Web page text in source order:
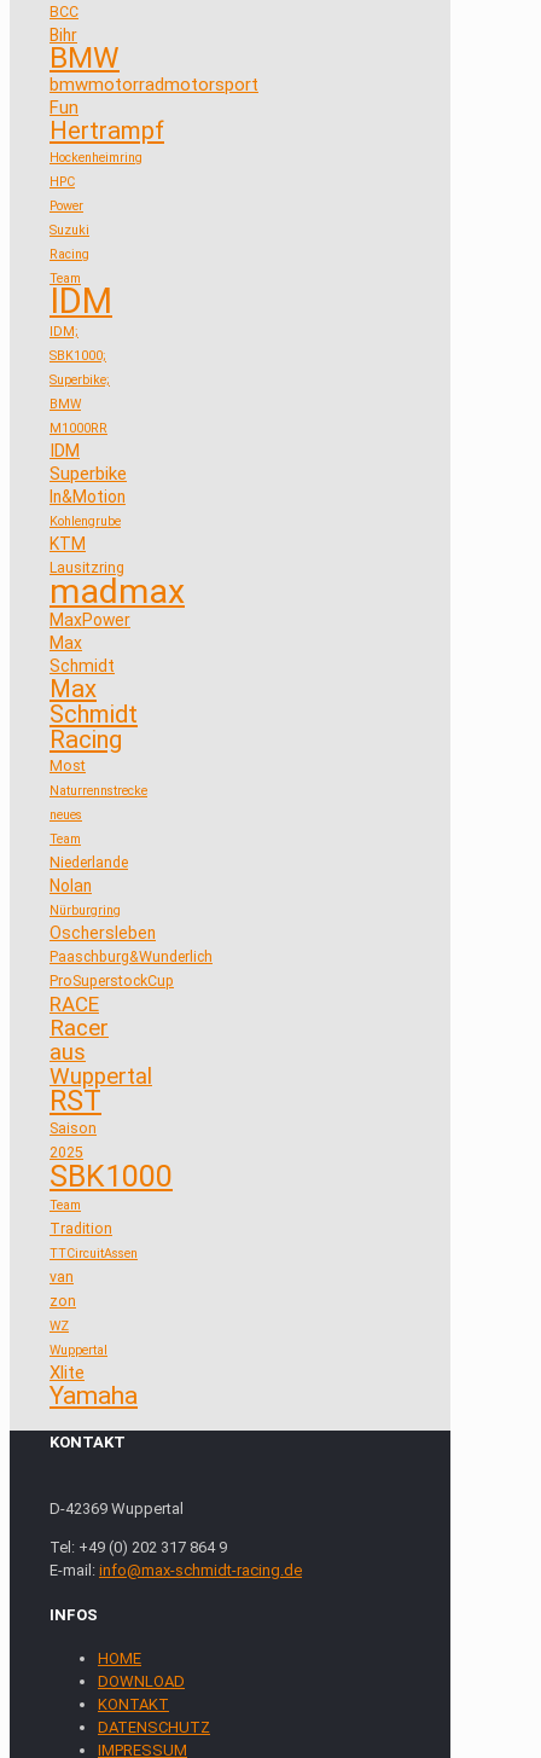
BCC
Bihr
BMW
bmwmotorradmotorsport
Fun
Hertrampf
Hockenheimring
HPC
Power
Suzuki
Racing
Team
IDM
IDM;
SBK1000;
Superbike;
BMW
M1000RR
IDM
Superbike
In&Motion
Kohlengrube
KTM
Lausitzring
madmax
MaxPower
Max
Schmidt
Max
Schmidt
Racing
Most
Naturrennstrecke
neues
Team
Niederlande
Nolan
Nürburgring
Oschersleben
Paaschburg&Wunderlich
ProSuperstockCup
RACE
Racer
aus
Wuppertal
RST
Saison
2025
SBK1000
Team
Tradition
TTCircuitAssen
van
zon
WZ
Wuppertal
Xlite
Yamaha
KONTAKT
D-42369 Wuppertal
Tel: +49 (0) 202 317 864 9
E-mail: info@max-schmidt-racing.de
INFOS
HOME
DOWNLOAD
KONTAKT
DATENSCHUTZ
IMPRESSUM